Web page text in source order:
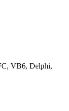
VB6, Delphi,